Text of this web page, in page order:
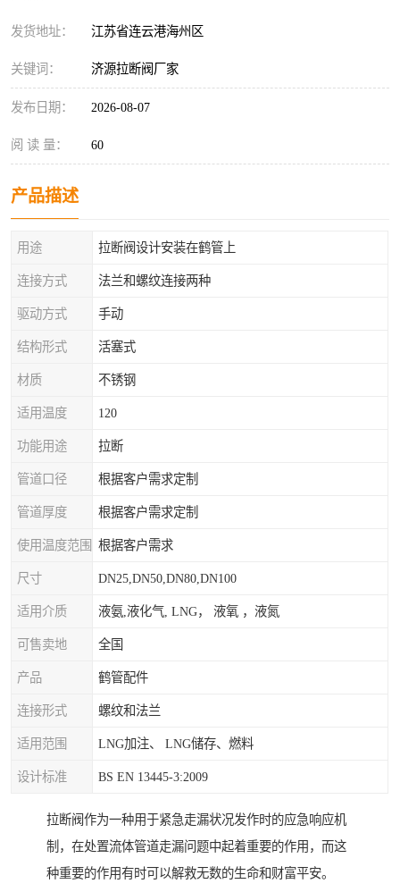
发货地址： 江苏省连云港海州区
关键词： 济源拉断阀厂家
发布日期： 2026-08-07
阅 读 量： 60
产品描述
用途 拉断阀设计安装在鹤管上
连接方式 法兰和螺纹连接两种
驱动方式 手动
结构形式 活塞式
材质 不锈钢
适用温度 120
功能用途 拉断
管道口径 根据客户需求定制
管道厚度 根据客户需求定制
使用温度范围 根据客户需求
尺寸 DN25,DN50,DN80,DN100
适用介质 液氨,液化气, LNG， 液氧 ，液氮
可售卖地 全国
产品 鹤管配件
连接形式 螺纹和法兰
适用范围 LNG加注、 LNG储存、燃料
设计标准 BS EN 13445-3:2009
拉断阀作为一种用于紧急走漏状况发作时的应急响应机
制，在处置流体管道走漏问题中起着重要的作用，而这
种重要的作用有时可以解救无数的生命和财富平安。